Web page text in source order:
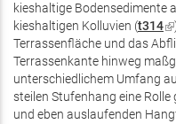
kieshaltige Bodensedimente
kieshaltigen Kolluvien (t314
ist
Terrassenfläche und das
Terrassenkante hinweg
unterschiedlichem Umfang
steilen Stufenhang eine
und eben auslaufenden